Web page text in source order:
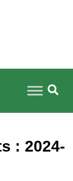
: 2024-